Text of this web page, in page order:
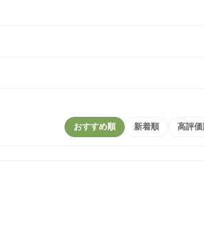
おすすめ順 新着順 高評